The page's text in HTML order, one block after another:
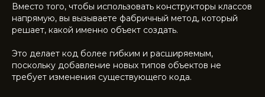
Вместо того, чтобы использовать конструкторы классов
напрямую, вы вызываете фабричный метод, который
решает, какой именно объект создать.
Это делает код более гибким и расширяемым,
поскольку добавление новых типов объектов не
требует изменения существующего кода.